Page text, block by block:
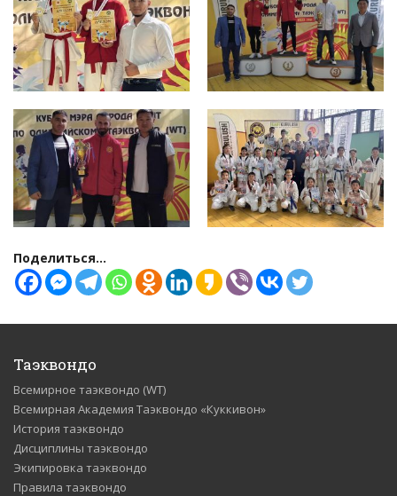
Поделиться...
Таэквондо
Всемирное таэквондо (WT)
Всемирная Академия Таэквондо «Куккивон»
История таэквондо
Дисциплины таэквондо
Экипировка таэквондо
Правила таэквондо